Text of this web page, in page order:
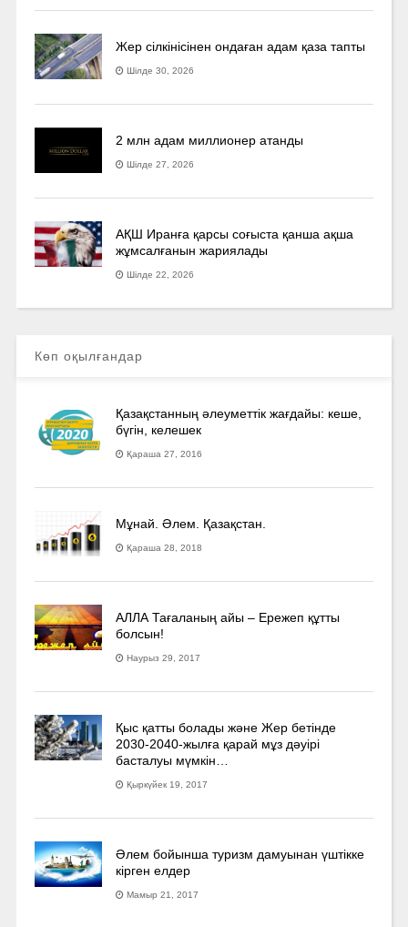
Жер сілкінісінен ондаған адам қаза тапты
Шілде 30, 2026
2 млн адам миллионер атанды
Шілде 27, 2026
АҚШ Иранға қарсы соғыста қанша ақша
жұмсалғанын жариялады
Шілде 22, 2026
Көп оқылғандар
Қазақстанның әлеуметтік жағдайы: кеше,
бүгін, келешек
Қараша 27, 2016
Мұнай. Әлем. Қазақстан.
Қараша 28, 2018
АЛЛА Тағаланың айы – Ережеп құтты
болсын!
Наурыз 29, 2017
Қыс қатты болады және Жер бетінде
2030-2040­-жылға қарай мұз дәуірі
басталуы мүмкін…
Қыркүйек 19, 2017
Әлем бойынша туризм дамуынан үштікке
кірген елдер
Мамыр 21, 2017